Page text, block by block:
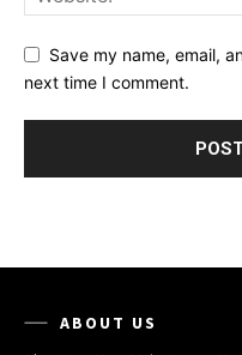
Save my name, email,
next time I comment.
ABOUT US